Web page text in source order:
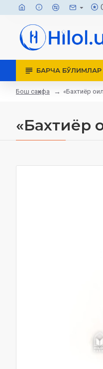
БАРЧА БЎЛИМЛАР
Бош саҳифа «Бахтиёр
«Бахтиёр